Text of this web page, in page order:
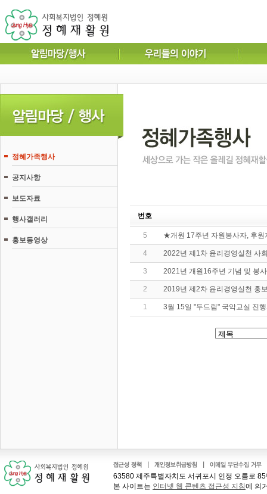
정혜가족행사
공지사항
보도자료
행사갤러리
홍보동영상
번호
5 ★개원 17주년 자원봉사자, 후
4 2022년 제1차 윤리경영실천 사
3 2021년 개원16주년 기념 및 봉
2 2019년 제2차 윤리경영실천 홍
1 3월 15일 "두드림" 국악교실 진
63580 제주특별자치도 서귀포시 인정 오름로
본 사이트는 인터넷 웹 콘텐츠 접근성 지침에 의